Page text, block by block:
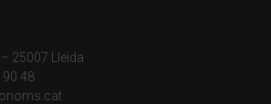
25007 Lleida
90 48